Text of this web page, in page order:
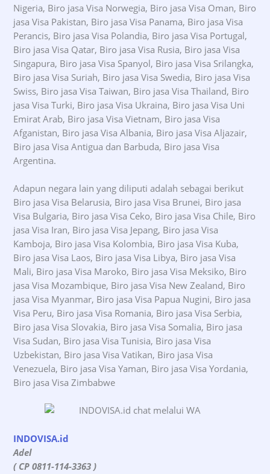
Nigeria, Biro jasa Visa Norwegia, Biro jasa Visa Oman, Biro
jasa Visa Pakistan, Biro jasa Visa Panama, Biro jasa Visa
Perancis, Biro jasa Visa Polandia, Biro jasa Visa Portugal,
Biro jasa Visa Qatar, Biro jasa Visa Rusia, Biro jasa Visa
Singapura, Biro jasa Visa Spanyol, Biro jasa Visa Srilangka,
Biro jasa Visa Suriah, Biro jasa Visa Swedia, Biro jasa Visa
Swiss, Biro jasa Visa Taiwan, Biro jasa Visa Thailand, Biro
jasa Visa Turki, Biro jasa Visa Ukraina, Biro jasa Visa Uni
Emirat Arab, Biro jasa Visa Vietnam, Biro jasa Visa
Afganistan, Biro jasa Visa Albania, Biro jasa Visa Aljazair,
Biro jasa Visa Antigua dan Barbuda, Biro jasa Visa
Argentina.
Adapun negara lain yang diliputi adalah sebagai berikut
Biro jasa Visa Belarusia, Biro jasa Visa Brunei, Biro jasa
Visa Bulgaria, Biro jasa Visa Ceko, Biro jasa Visa Chile, Biro
jasa Visa Iran, Biro jasa Visa Jepang, Biro jasa Visa
Kamboja, Biro jasa Visa Kolombia, Biro jasa Visa Kuba,
Biro jasa Visa Laos, Biro jasa Visa Libya, Biro jasa Visa
Mali, Biro jasa Visa Maroko, Biro jasa Visa Meksiko, Biro
jasa Visa Mozambique, Biro jasa Visa New Zealand, Biro
jasa Visa Myanmar, Biro jasa Visa Papua Nugini, Biro jasa
Visa Peru, Biro jasa Visa Romania, Biro jasa Visa Serbia,
Biro jasa Visa Slovakia, Biro jasa Visa Somalia, Biro jasa
Visa Sudan, Biro jasa Visa Tunisia, Biro jasa Visa
Uzbekistan, Biro jasa Visa Vatikan, Biro jasa Visa
Venezuela, Biro jasa Visa Yaman, Biro jasa Visa Yordania,
Biro jasa Visa Zimbabwe
INDOVISA.id
Adel
( CP 0811-114-3363 )